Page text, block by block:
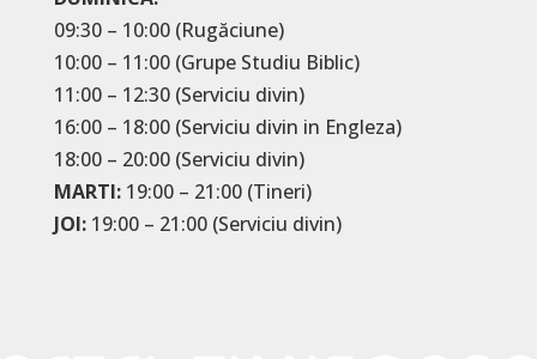
09:30 – 10:00 (Rugăciune)
10:00 – 11:00 (Grupe Studiu Biblic)
11:00 – 12:30 (Serviciu divin)
16:00 – 18:00 (Serviciu divin in Engleza)
18:00 – 20:00 (Serviciu divin)
MARTI: 19:00 – 21:00 (Tineri)
JOI: 19:00 – 21:00 (Serviciu divin)